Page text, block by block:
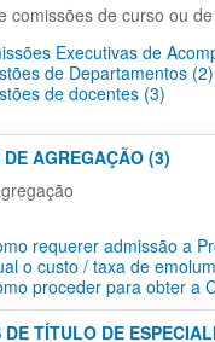
comissões de curso ou
Executivas de
de Departamentos​ (2)
de docentes​ (3)
DE AGREGAÇÃO (3)
requerer admissão a
o custo / taxa de
proceder para obter a
DE TÍTULO DE